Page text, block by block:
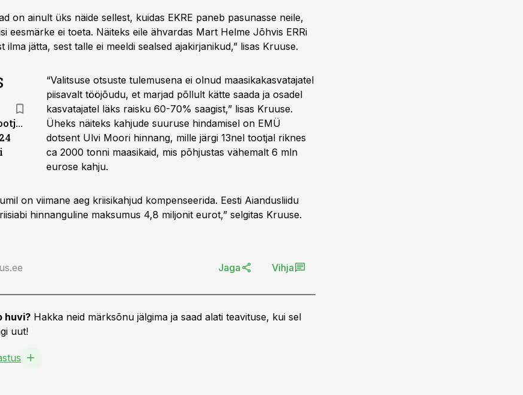
on ainult üks näide sellest, kuidas EKRE paneb pasunasse neile,
eesmärke ei toeta. Näiteks eile ähvardas Mart Helme Jõhvis ERRi
ilma jätta, sest talle ei meeldi sealsed ajakirjanikud,” lisas Kruuse.
“Valitsuse otsuste tulemusena ei olnud maasikakasvatajatel
piisavalt tööjõudu, et marjad põllult kätte saada ja osadel
kasvatajatel läks raisku 60-70% saagist,” lisas Kruuse.
Üheks näiteks kahjude suuruse hindamisel on EMÜ
dotsent Ulvi Moori hinnang, mille järgi 13nel tootjal riknes
ca 2000 tonni maasikaid, mis põhjustas vähemalt 6 mln
eurose kahju.
on viimane aeg kriisikahjud kompenseerida. Eesti Aiandusliidu
hinnanguline maksumus 4,8 miljonit eurot,” selgitas Kruuse.
Jaga Vihja
huvi? Hakka neid märksõnu jälgima ja saad alati teavituse, kui sel
uut!